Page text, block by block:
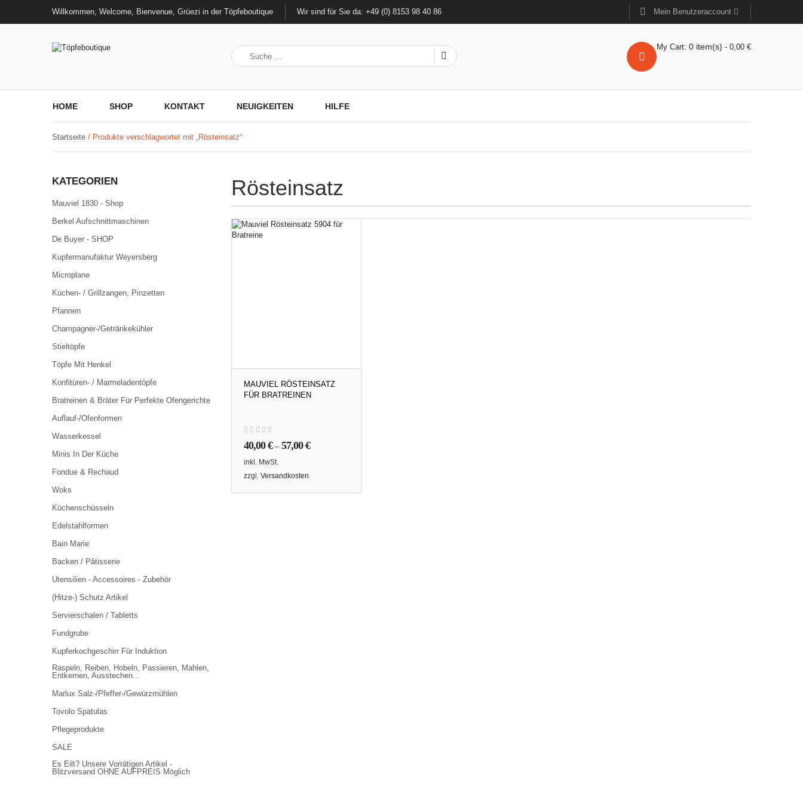
Willkommen, Welcome, Bienvenue, Grüezi in der Töpfeboutique Wir sind für Sie da: +49 (0) 8153 98 40 86 Mein Benutzeraccount
My Cart: 0 item(s) - 0,00 €
HOME SHOP KONTAKT NEUIGKEITEN HILFE
Startseite / Produkte verschlagwortet mit „Rösteinsatz“
Rösteinsatz
MAUVIEL RÖSTEINSATZ
FÜR BRATREINEN
40,00€– 57,00€
inkl. MwSt.
zzgl. Versandkosten
KATEGORIEN
Mauviel 1830 - Shop
Berkel Aufschnittmaschinen
De Buyer - SHOP
Kupfermanufaktur Weyersberg
Microplane
Küchen- / Grillzangen, Pinzetten
Pfannen
Champagner-/Getränkekühler
Stieltöpfe
Töpfe Mit Henkel
Konfitüren- / Marmeladentöpfe
Bratreinen & Bräter Für Perfekte Ofengerichte
Auflauf-/Ofenformen
Wasserkessel
Minis In Der Küche
Fondue & Rechaud
Woks
Küchenschüsseln
Edelstahlformen
Bain Marie
Backen / Pâtisserie
Utensilien - Accessoires - Zubehör
(Hitze-) Schutz Artikel
Servierschalen / Tabletts
Fundgrube
Kupferkochgeschirr Für Induktion
Raspeln, Reiben, Hobeln, Passieren, Mahlen,
Entkernen, Ausstechen...
Marlux Salz-/Pfeffer-/Gewürzmühlen
Tovolo Spatulas
Pflegeprodukte
SALE
Es Eilt? Unsere Vorrätigen Artikel -
Blitzversand OHNE AUFPREIS Möglich